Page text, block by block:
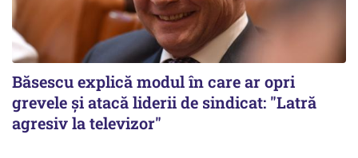
Băsescu explică modul în care ar opri
grevele și atacă liderii de sindicat: "Latră
agresiv la televizor"